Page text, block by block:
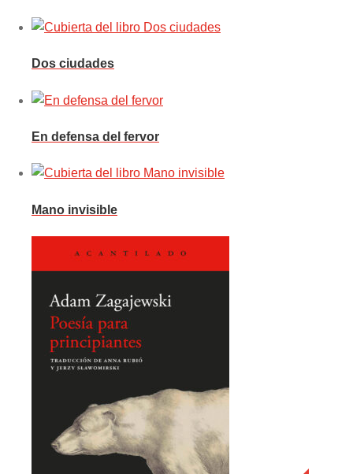
Dos ciudades
En defensa del fervor
Mano invisible